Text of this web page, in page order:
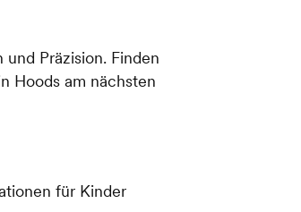
Präzision. Finden
Hoods am nächsten
für Kinder